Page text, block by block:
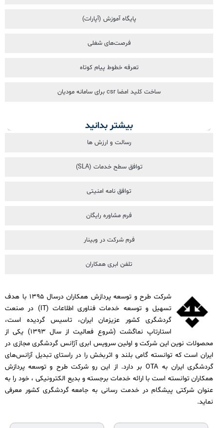
پایگاه آموزش (آپارات)
فرصت‌های شغلی
تعرفه خطوط پیام کوتاه
ساخت کلید امضا csr برای سامانه مودیان
بیشتر بدانید
رسالت و ارزش ها
توافق سطح خدمات (SLA)
توافق نامه امنیتی
فرم مشاوره رایگان
فرم شرکت در وبینار
تلفن ابری همکاران
شرکت طرح و توسعه پردازش همکاران درسال ۱۳۹۵ با هدف
تسهیل و توسعه خدمات فناوری اطلاعات (IT) در صنعت
گردشگری کشور عزیزمان ایران، تاسیس گردیده است،
استارتاپ نماگشت (شروع فعالیت از سال ۱۳۹۳) یکی از
محصولات نوین این شرکت و اولین سرویس ابری آژانس گردشگری مجازی در
ایران است که توانسته گامی بلند و اثربخش را در راستای تبدیل آزانس‌های
گردشگری ایران به OTA بر دارد. از این رو شرکت طرح و توسعه پردازش
همکاران توانسته است با ارائه خدمات برجسته و بدیع الکترونیکی ، خود را به
عنوان شرکتی پیشگام در خدمت رسانی به جامعه گردشگری کشور معرفی
نماید.